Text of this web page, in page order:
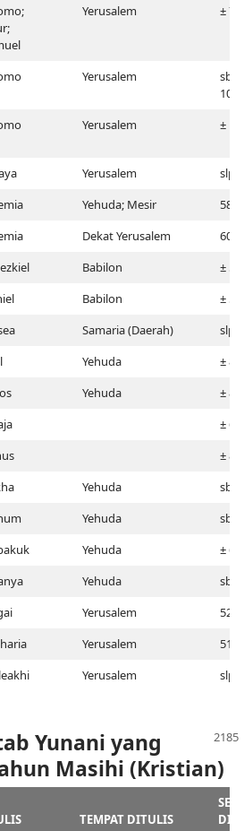
Yerusalem ±
Yerusalem
1000
Yerusalem ±
Yerusalem
Yehuda; Mesir
580
Dekat Yerusalem
607
Babilon
±
Babilon
±
Samaria (Daerah)
Yehuda
±
Yehuda
±
±
±
Yehuda
Yehuda
Yehuda
±
Yehuda
Yerusalem
520
Yerusalem
518
Yerusalem
Yunani yang
Masihi (Kristian)
TEMPAT DITULIS